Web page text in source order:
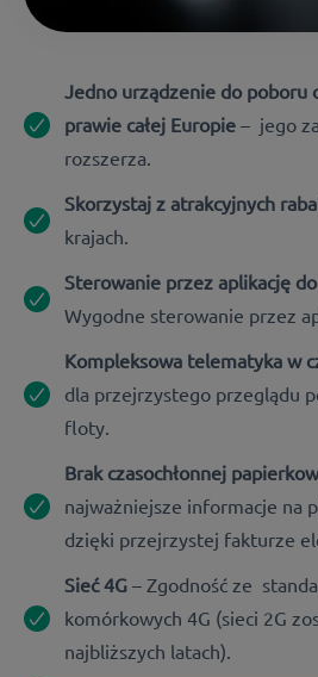
Jedno urządzenie do poboru
prawie całej Europie – jego
rozszerza.
Skorzystaj z atrakcyjnych
krajach.
Sterowanie przez aplikację
Wygodne sterowanie przez
Kompleksowa telematyka w
dla przejrzystego przeglądu
floty.
Brak czasochłonnej
najważniejsze informacje na
dzięki przejrzystej fakturze
Sieć 4G – Zgodność ze
komórkowych 4G (sieci 2G
najbliższych latach).